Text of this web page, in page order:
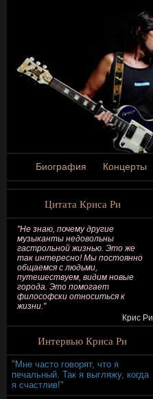
Биография Концерты
Цитата Криса Ри
"Не знаю, почему другие
музыканты недовольны
гастрольной жизнью. Это же
так интересно! Мы постоянно
общаемся с людьми,
путешествуем, видим новые
города. Это помогает
философски относиться к
жизни."
Крис Ри
Интервью Криса Ри
"Мне часто говорят, что я
печальный. Так я выгляжу, когда
я счастлив!"